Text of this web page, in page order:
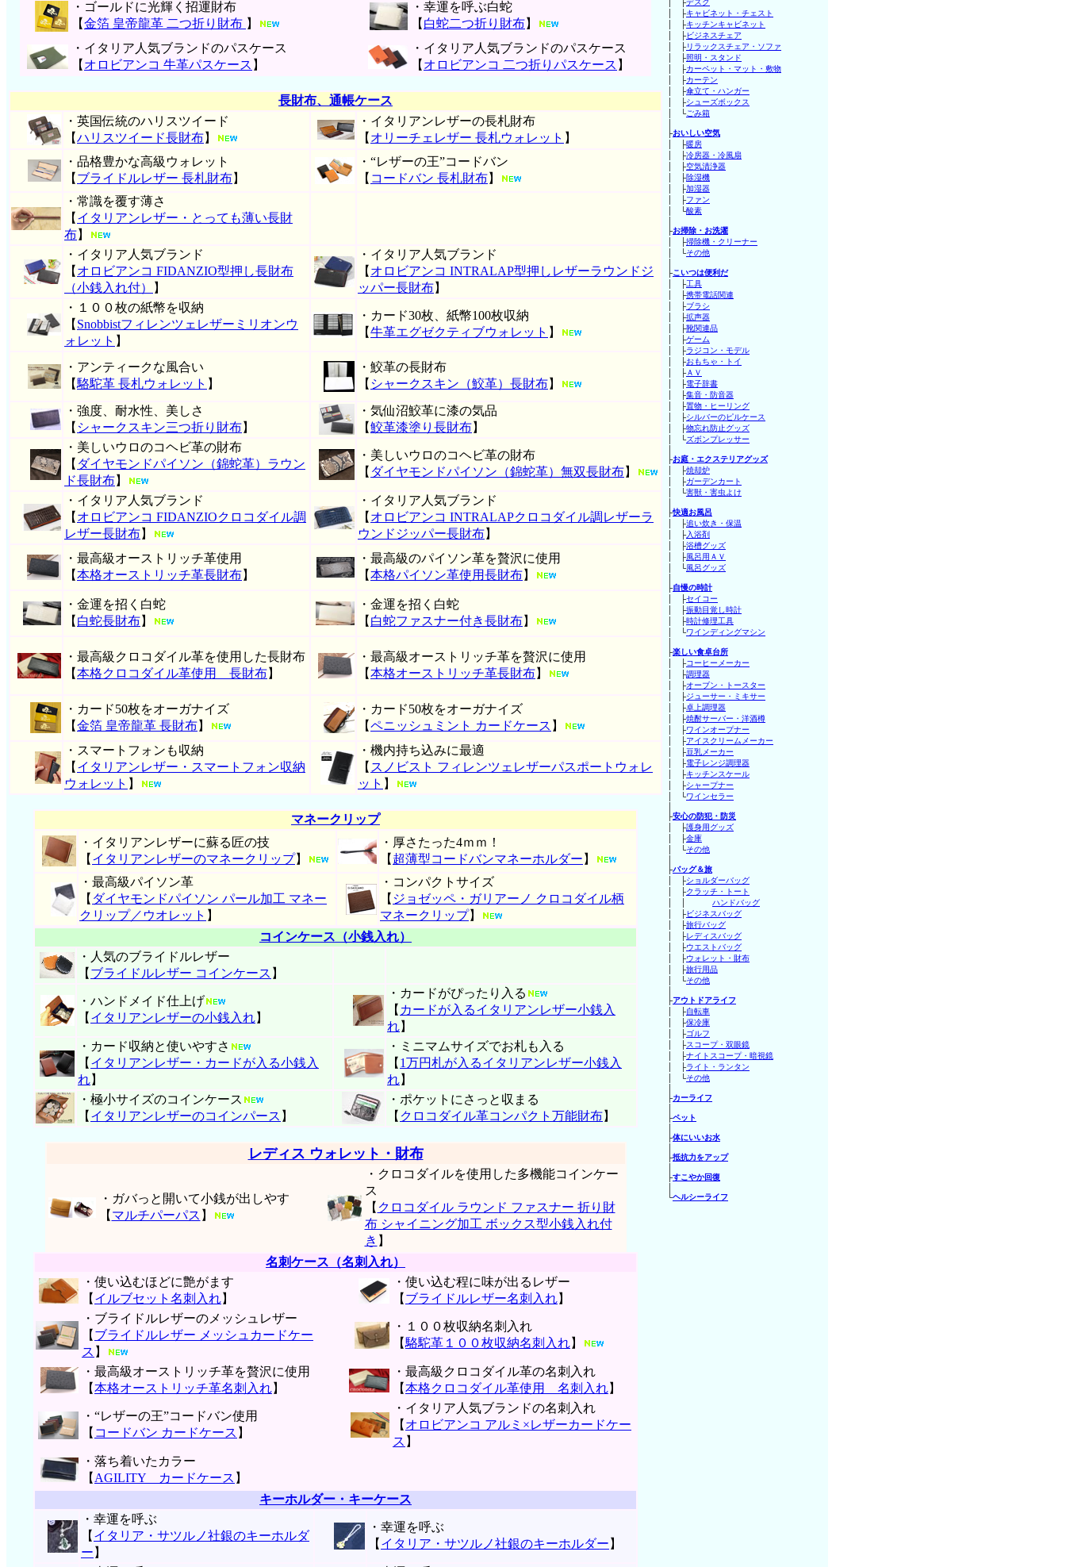
・ゴールドに光輝く招運財布
【金箔 皇帝龍革 二つ折り財布 】
・幸運を呼ぶ白蛇
【 白蛇二つ折り財布】
・イタリア人気ブランドのパスケース
【 オロビアンコ 牛革パスケース 】
・イタリア人気ブランドのパスケース
【 オロビアンコ 二つ折りパスケース 】
長財布、通帳ケース
・英国伝統のハリスツイード
【ハリスツイード長財布】
・イタリアンレザーの長札財布
【 オリーチェレザー 長札ウォレット 】
・品格豊かな高級ウォレット
【 ブライドルレザー 長札財布】
・“レザーの王”コードバン
【 コードバン 長札財布】
・常識を覆す薄さ
【 イタリアンレザー・とっても薄い長財
布】
・イタリア人気ブランド
【 オロビアンコ FIDANZIO型押し長財布
（小銭入れ付）
】
・イタリア人気ブランド
【 オロビアンコ INTRALAP型押しレザーラウンドジ
ッパー長財布】
・１００枚の紙幣を収納
【 Snobbistフィレンツェレザーミリオンウ
ォレット 】
・カード30枚、紙幣100枚収納
【牛革エグゼクティブウォレット 】
・アンティークな風合い
【駱駝革 長札ウォレット 】
・鮫革の長財布
【 シャークスキン（鮫革）長財布】
・強度、耐水性、美しさ
【 シャークスキン三つ折り財布】
・気仙沼鮫革に漆の気品
【鮫革漆塗り長財布】
・美しいウロのコヘビ革の財布
【 ダイヤモンドパイソン（錦蛇革）ラウン
ド長財布】
・美しいウロのコヘビ革の財布
【 ダイヤモンドパイソン（錦蛇革）無双長財布】
・イタリア人気ブランド
【 オロビアンコ FIDANZIOクロコダイル調
レザー長財布】
・イタリア人気ブランド
【 オロビアンコ INTRALAPクロコダイル調レザーラ
ウンドジッパー長財布】
・最高級オーストリッチ革使用
【本格オーストリッチ革長財布】
・最高級のパイソン革を贅沢に使用
【本格パイソン革使用長財布】
・金運を招く白蛇
【 白蛇長財布】
・金運を招く白蛇
【 白蛇ファスナー付き長財布】
・最高級クロコダイル革を使用した長財布
【本格クロコダイル革使用 長財布】
・最高級オーストリッチ革を贅沢に使用
【本格オーストリッチ革長財布】
・カード50枚をオーガナイズ
【金箔 皇帝龍革 長財布】
・カード50枚をオーガナイズ
【ペニッシュミント カードケース 】
・スマートフォンも収納
【 イタリアンレザー・スマートフォン収納
ウォレット 】
・機内持ち込みに最適
【 スノビスト フィレンツェレザーパスポートウォレ
ット 】
マネークリップ
・イタリアンレザーに蘇る匠の技
【 イタリアンレザーのマネークリップ】
・厚さたった4ｍｍ！
【 超薄型コードバンマネーホルダー 】
・最高級パイソン革
【 ダイヤモンドパイソン パール加工 マネー
クリップ／ウオレット 】
・コンパクトサイズ
【 ジョゼッペ・ガリアーノ クロコダイル柄
マネークリップ】
コインケース（小銭入れ）
・人気のブライドルレザー
【 ブライドルレザー コインケース 】
・ハンドメイド仕上げ
【 イタリアンレザーの小銭入れ】
・カードがぴったり入る
【 カードが入るイタリアンレザー小銭入
れ】
・カード収納と使いやすさ
【 イタリアンレザー・ カードが入る小銭入
れ】
・ミニマムサイズでお札も入る
【 1万円札が入るイタリアンレザー小銭入
れ】
・極小サイズのコインケース
【 イタリアンレザーのコインパース 】
・ポケットにさっと収まる
【 クロコダイル革コンパクト万能財布】
レディス ウォレット・財布
・ガバっと開いて小銭が出しやす
【 マルチパーパス 】
・クロコダイルを使用した多機能コインケー
ス
【 クロコダイル ラウンド ファスナー 折り財
布 シャイニング加工 ボックス型小銭入れ付
き 】
名刺ケース（名刺入れ）
・使い込むほどに艶がます
【 イルブセット名刺入れ】
・使い込む程に味が出るレザー
【 ブライドルレザー名刺入れ】
・ブライドルレザーのメッシュレザー
【 ブライドルレザー メッシュカードケー
ス 】
・１００枚収納名刺入れ
【駱駝革１００枚収納名刺入れ】
・最高級オーストリッチ革を贅沢に使用
【本格オーストリッチ革名刺入れ】
・最高級クロコダイル革の名刺入れ
【本格クロコダイル革使用 名刺入れ】
・“レザーの王”コードバン使用
【 コードバン カードケース 】
・イタリア人気ブランドの名刺入れ
【 オロビアンコ アルミ×レザーカードケー
ス 】
・落ち着いたカラー
【 AGILITY カードケース 】
キーホルダー・キーケース
・幸運を呼ぶ
【 イタリア・サツルノ社銀のキーホルダ
ー 】
・幸運を呼ぶ
【 イタリア・サツルノ社銀のキーホルダー 】
│ ├デスク
│ ├キャビネット・チェスト
│ ├キッチンキャビネット
│ ├ビジネスチェア
│ ├リラックスチェア・ソファ
│ ├照明・スタンド
│ ├カーペット・マット・敷物
│ ├カーテン
│ ├傘立て・ハンガー
│ ├シューズボックス
│ └ごみ箱
├おいしい空気
│ ├暖房
│ ├冷房器・冷風扇
│ ├空気清浄器
│ ├除湿機
│ ├加湿器
│ ├ファン
│ └酸素
├お掃除・お洗濯
│ ├掃除機・クリーナー
│ └その他
├こいつは便利だ
│ ├工具
│ ├携帯電話関連
│ ├ブラシ
│ ├拡声器
│ ├靴関連品
│ ├ゲーム
│ ├ラジコン・モデル
│ ├おもちゃ・トイ
│ ├ＡＶ
│ ├電子辞書
│ ├集音・防音器
│ ├置物・ヒーリング
│ ├シルバーのピルケース
│ ├物忘れ防止グッズ
│ └ズボンプレッサー
├お庭・エクステリアグッズ
│ ├焼却炉
│ ├ガーデンカート
│ └害獣・害虫よけ
├快適お風呂
│ ├追い炊き・保温
│ ├入浴剤
│ ├浴槽グッズ
│ ├風呂用ＡＶ
│ └風呂グッズ
├自慢の時計
│ ├セイコー
│ ├振動目覚し時計
│ ├時計修理工具
│ └ワインディングマシン
├楽しい食卓台所
│ ├コーヒーメーカー
│ ├調理器
│ ├オーブン・トースター
│ ├ジューサー・ミキサー
│ ├卓上調理器
│ ├焼酎サーバー・洋酒樽
│ ├ワインオープナー
│ ├アイスクリームメーカー
│ ├豆乳メーカー
│ ├電子レンジ調理器
│ ├キッチンスケール
│ ├シャープナー
│ └ワインセラー
├安心の防犯・防災
│ ├護身用グッズ
│ ├金庫
│ └その他
├バッグ＆旅
│ ├ショルダーバッグ
│ ├クラッチ・トート
ハンドバッグ
│ ├ビジネスバッグ
│ ├旅行バッグ
│ ├レディスバッグ
│ ├ウエストバッグ
│ ├ウォレット・財布
│ ├旅行用品
│ └その他
├アウトドアライフ
│ ├自転車
│ ├保冷庫
│ ├ゴルフ
│ ├スコープ・双眼鏡
│ ├ナイトスコープ・暗視鏡
│ ├ライト・ランタン
│ └その他
├カーライフ
├ペット
├体にいいお水
├抵抗力をアップ
├すこやか回復
└ヘルシーライフ